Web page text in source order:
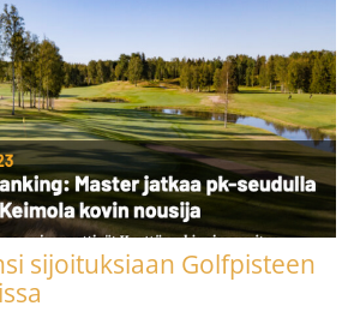
sijoituksiaan Golfpisteen